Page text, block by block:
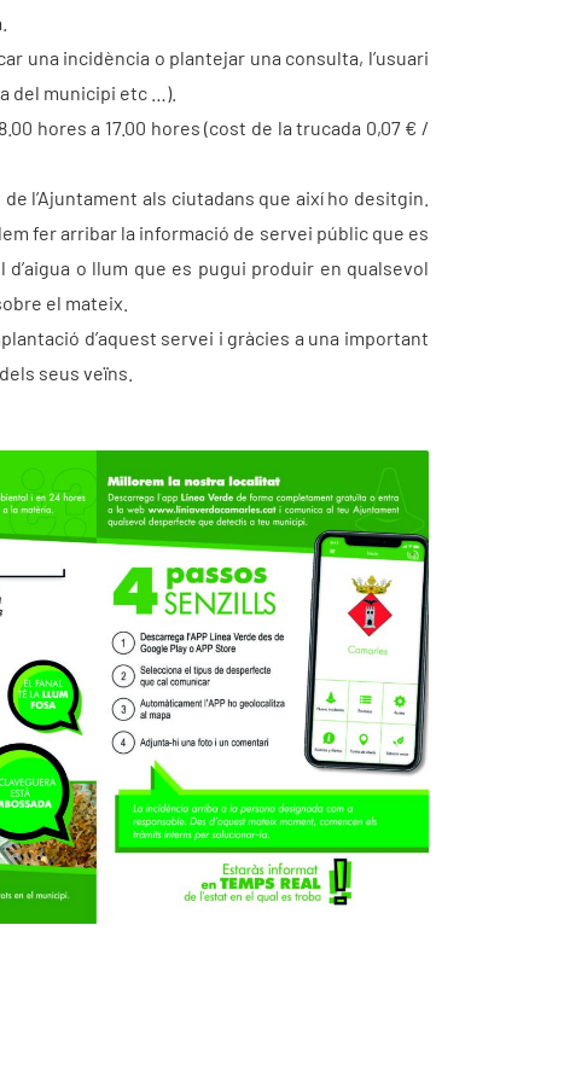
una incidència o plantejar una consulta, l’usuari
del municipi etc …).
hores a 17.00 hores (cost de la trucada 0,07 € /
l’Ajuntament als ciutadans que així ho desitgin.
fer arribar la informació de servei públic que es
o llum que es pugui produir en qualsevol
el mateix.
d’aquest servei i gràcies a una important
seus veïns.